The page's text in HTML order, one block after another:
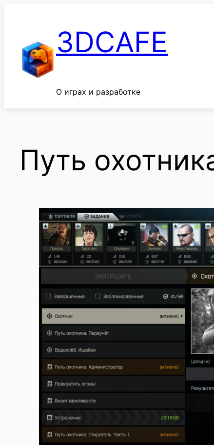
содержимому3DCAFE
О играх и разработке
Путь